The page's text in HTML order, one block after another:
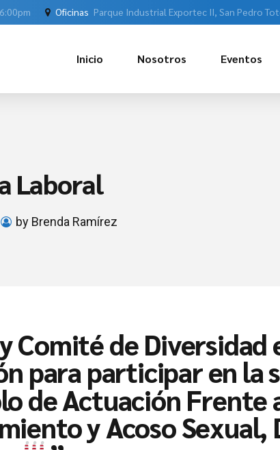
Oficinas Parque Industrial Exportec II, San Pedro
Inicio Nosotros Eventos
Laboral
by Brenda Ramírez
Comité de
para participar en la
de Actuación Frente
y Acoso Sexual,